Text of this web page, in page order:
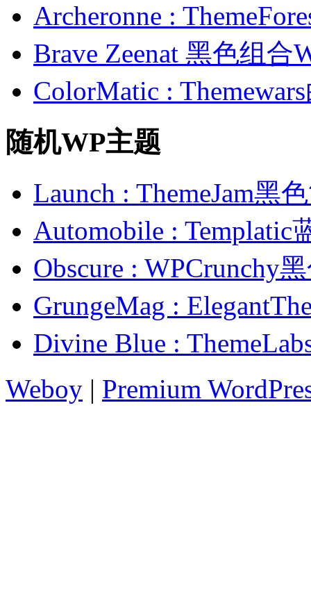
Archeronne :
Brave Zeenat 黑色组合
ColorMatic :
随机WP主题
Launch : ThemeJam黑
Automobile : Templatic
Obscure : WPCrunchy
GrungeMag :
Divine Blue :
Weboy | Premium